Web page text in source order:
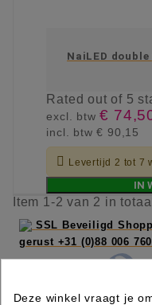
NaiLED double
Ratedout of 5
excl. btw€
incl. btw€ 90,15
 Levertijd 2 tot 7
IN
Item 1-2 van 2 in
SSL Beveiligd
gerust +31 (0)88 006
Deze winkel vraagt je